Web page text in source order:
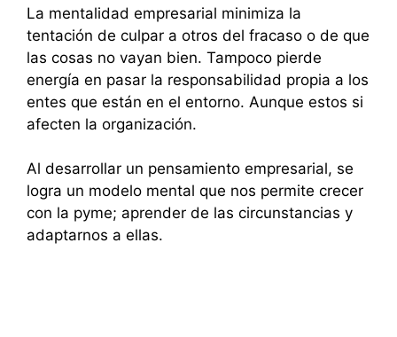
La mentalidad empresarial minimiza la
tentación de culpar a otros del fracaso o de que
las cosas no vayan bien. Tampoco pierde
energía en pasar la responsabilidad propia a los
entes que están en el entorno. Aunque estos si
afecten la organización.
Al desarrollar un pensamiento empresarial, se
logra un modelo mental que nos permite crecer
con la pyme; aprender de las circunstancias y
adaptarnos a ellas.